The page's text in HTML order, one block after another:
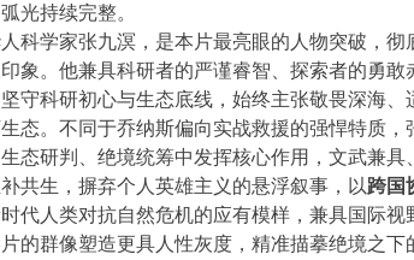
光持续完整。
科学家张九溟，是本片最亮眼的人物突破，彻
象。他兼具科研者的严谨睿智、探索者的勇
守科研初心与生态底线，始终主张敬畏深海
态。不同于乔纳斯偏向实战救援的强悍特质，
态研判、绝境统筹中发挥核心作用，文武兼具
共生，摒弃个人英雄主义的悬浮叙事，以跨国
代人类对抗自然危机的应有模样，兼具国际视
的群像塑造更具人性灰度，精准描摹绝境之